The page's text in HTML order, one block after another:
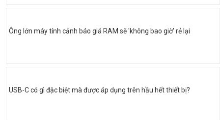
Ông lớn máy tính cảnh báo giá RAM sẽ 'không bao giờ' rẻ lại
USB-C có gì đặc biệt mà được áp dụng trên hầu hết thiết bị?